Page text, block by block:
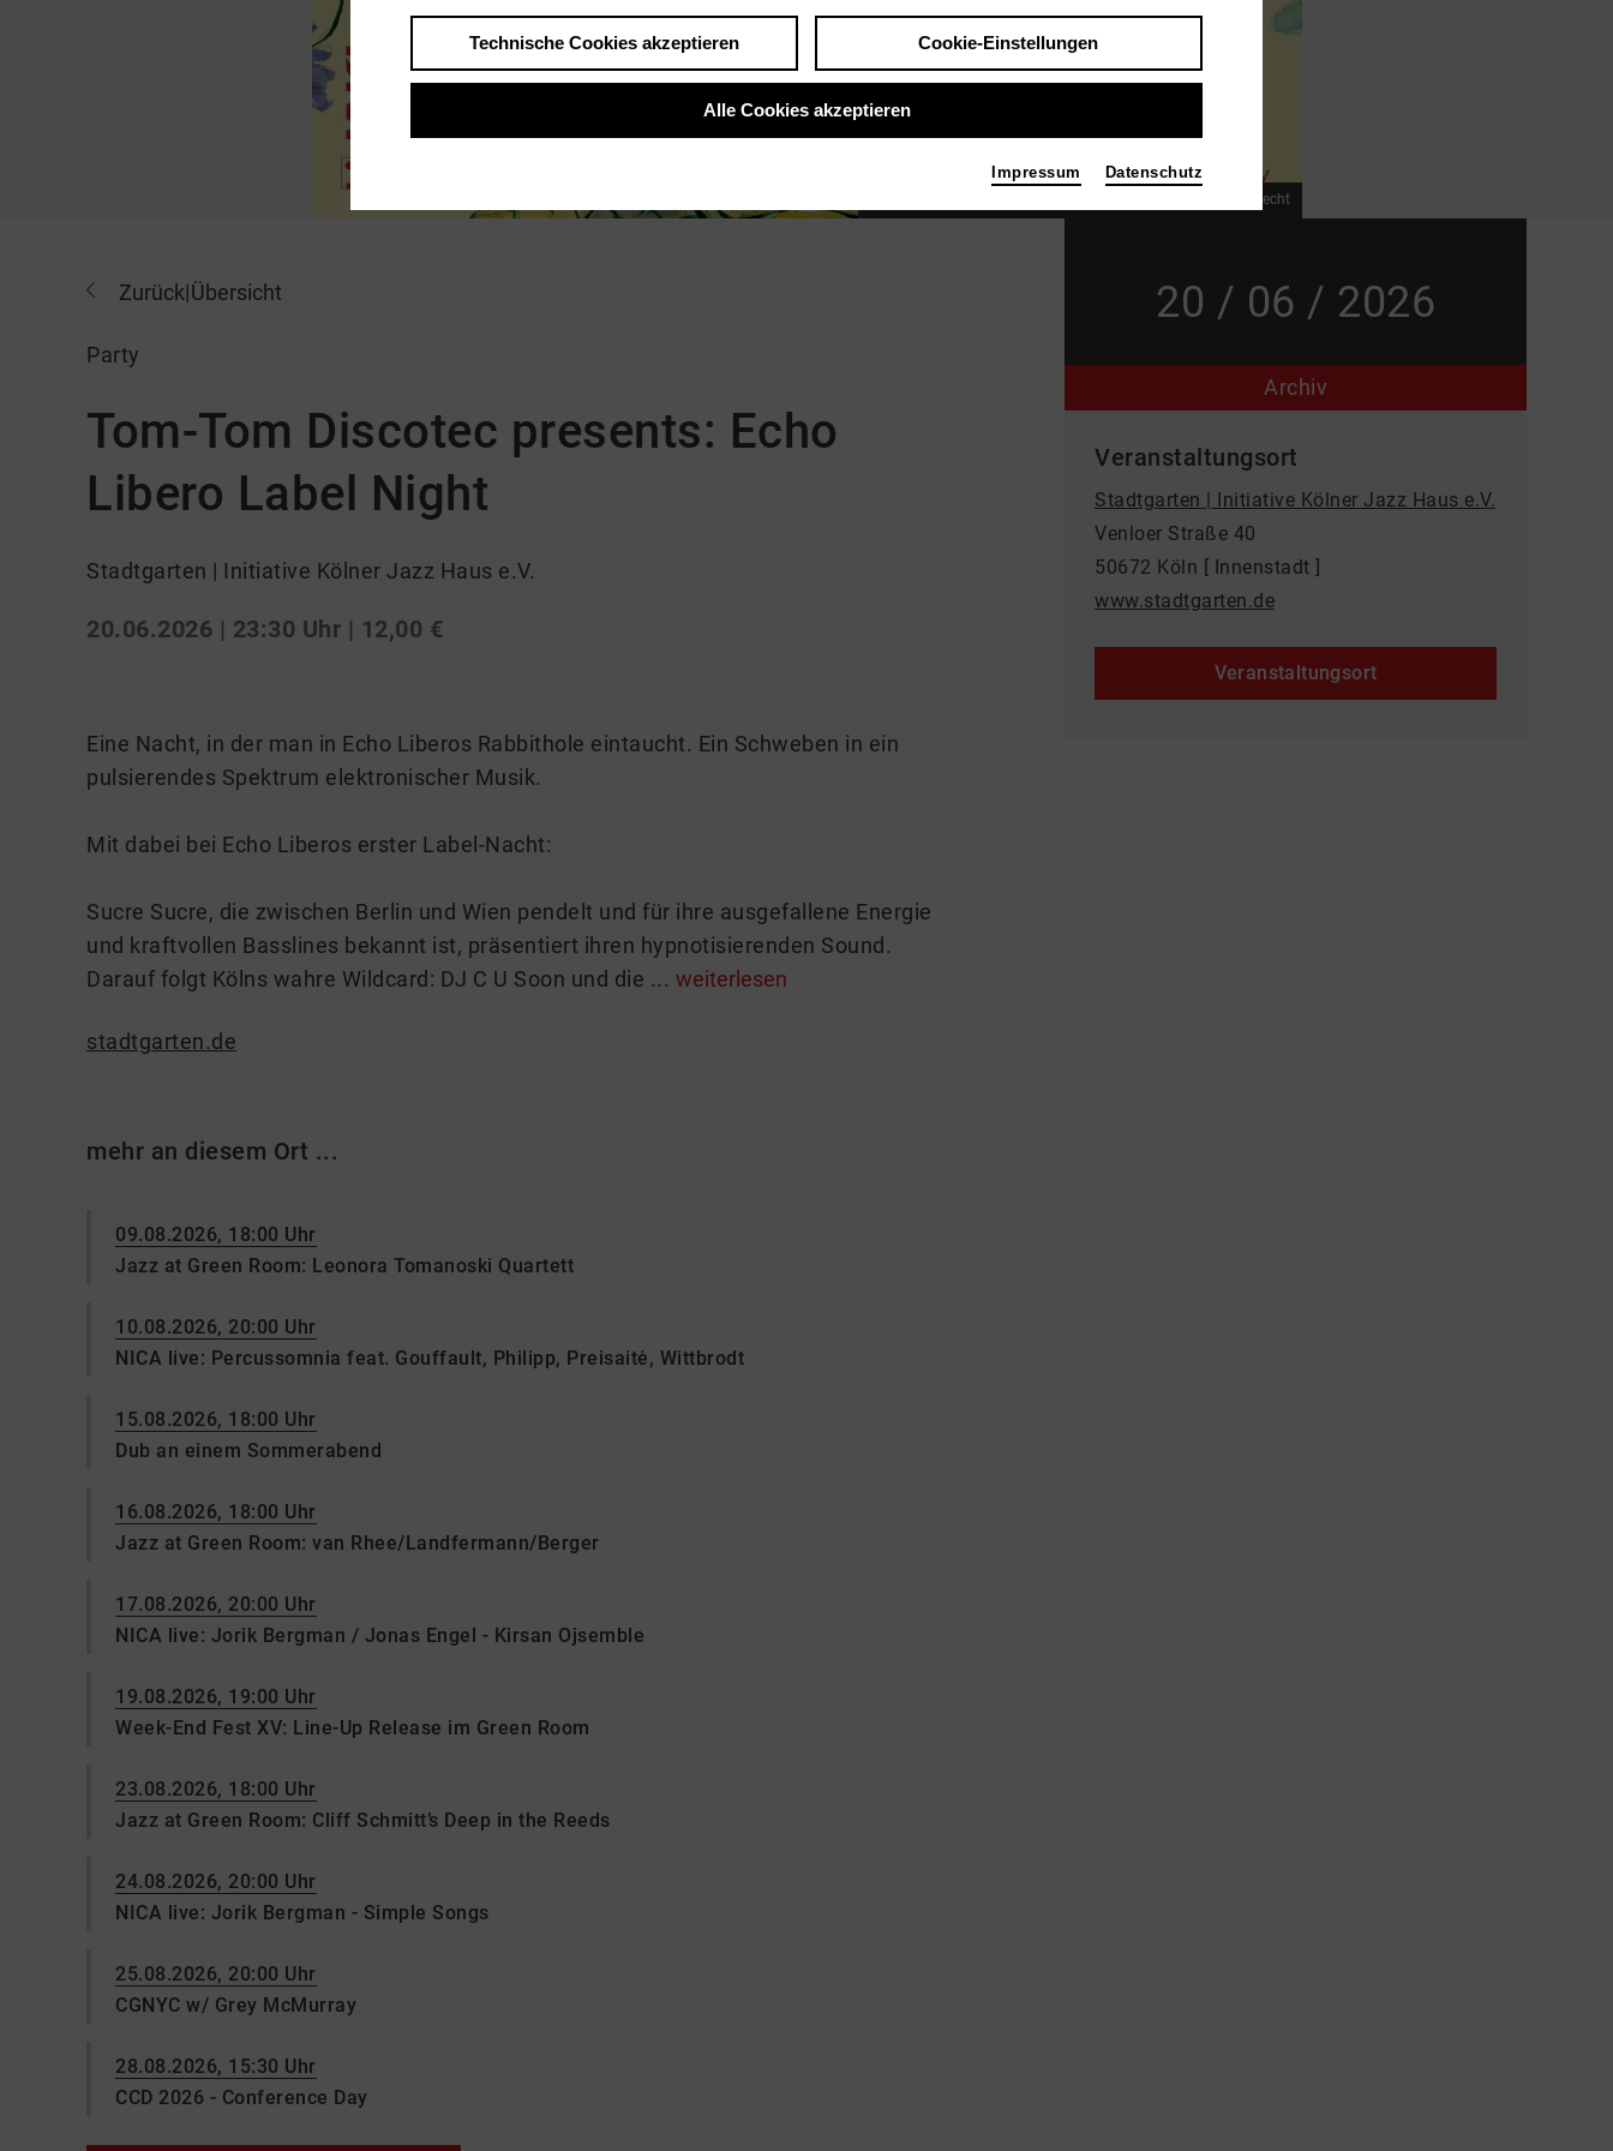
Bild Illustration © Annika Albrecht
Zurück|Übersicht
Party
Tom-Tom Discotec presents: Echo
Libero Label Night
Stadtgarten | Initiative Kölner Jazz Haus e.V.
20.06.2026 | 23:30 Uhr | 12,00 €
Eine Nacht, in der man in Echo Liberos Rabbithole eintaucht. Ein Schweben in ein
pulsierendes Spektrum elektronischer Musik.
Mit dabei bei Echo Liberos erster Label-Nacht:
Sucre Sucre, die zwischen Berlin und Wien pendelt und für ihre ausgefallene Energie
und kraftvollen Basslines bekannt ist, präsentiert ihren hypnotisierenden Sound.
Darauf folgt Kölns wahre Wildcard: DJ C U Soon und die ... weiterlesen
stadtgarten.de
mehr an diesem Ort ...
09.08.2026, 18:00 Uhr
Jazz at Green Room: Leonora Tomanoski Quartett
10.08.2026, 20:00 Uhr
NICA live: Percussomnia feat. Gouffault, Philipp, Preisaitė, Wittbrodt
15.08.2026, 18:00 Uhr
Dub an einem Sommerabend
16.08.2026, 18:00 Uhr
Jazz at Green Room: van Rhee/Landfermann/Berger
17.08.2026, 20:00 Uhr
NICA live: Jorik Bergman / Jonas Engel - Kirsan Ojsemble
19.08.2026, 19:00 Uhr
Week-End Fest XV: Line-Up Release im Green Room
23.08.2026, 18:00 Uhr
Jazz at Green Room: Cliff Schmitt’s Deep in the Reeds
24.08.2026, 20:00 Uhr
NICA live: Jorik Bergman - Simple Songs
25.08.2026, 20:00 Uhr
CGNYC w/ Grey McMurray
28.08.2026, 15:30 Uhr
CCD 2026 - Conference Day
20 / 06 / 2026
Archiv
Veranstaltungsort
Stadtgarten | Initiative Kölner Jazz Haus e.V.
Venloer Straße 40
50672 Köln [ Innenstadt ]
www.stadtgarten.de
Veranstaltungsort
Technische Cookies akzeptieren Cookie-Einstellungen
Alle Cookies akzeptieren
Impressum Datenschutz